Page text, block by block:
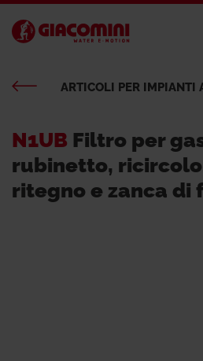
ARTICOLI PER IMPIANTI
N1UB Filtro per
rubinetto,
ritegno e zanca di